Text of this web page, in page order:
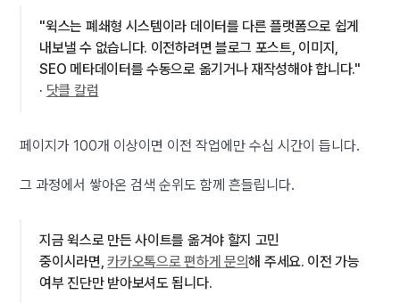
"윅스는 폐쇄형 시스템이라 데이터를 다른 플랫폼으로 쉽게
내보낼 수 없습니다. 이전하려면 블로그 포스트, 이미지,
SEO 메타데이터를 수동으로 옮기거나 재작성해야 합니다."
· 닷클 칼럼
페이지가 100개 이상이면 이전 작업에만 수십 시간이 듭니다.
그 과정에서 쌓아온 검색 순위도 함께 흔들립니다.
지금 윅스로 만든 사이트를 옮겨야 할지 고민
중이시라면,카카오톡으로 편하게 문의해 주세요. 이전 가능
여부 진단만 받아보셔도 됩니다.